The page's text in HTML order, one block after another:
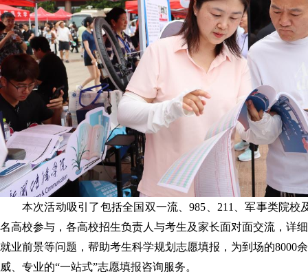
本次活动吸引了包括全国双一流、985、211、军事类院校
名高校参与，各高校招生负责人与考生及家长面对面交流，详
就业前景等问题，帮助考生科学规划志愿填报，为到场的8000
威、专业的“一站式”志愿填报咨询服务。